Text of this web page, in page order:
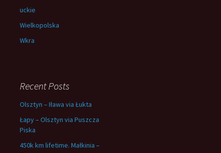
uckie
Wielkopolska
Wkra
Recent Posts
Olsztyn – Iława via Łukta
Łapy – Olsztyn via Puszcza
Piska
450k km lifetime. Małkinia –